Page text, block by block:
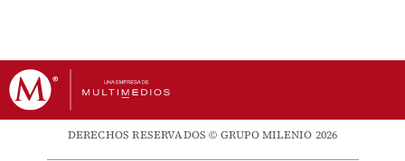
DERECHOS RESERVADOS © GRUPO MILENIO 2026